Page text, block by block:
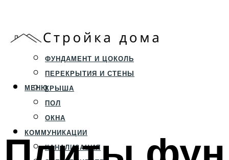
СТРОИТЕЛЬСТВО
ФУНДАМЕНТ И ЦОКОЛЬ
ПЕРЕКРЫТИЯ И СТЕНЫ
КРЫША
ПОЛ
ОКНА
КОММУНИКАЦИИ
КАНАЛИЗАЦИЯ
МЕНЮ